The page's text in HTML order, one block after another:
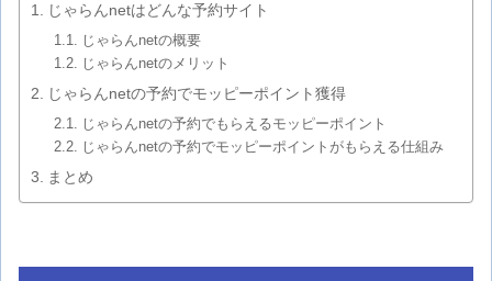
じゃらんnetはどんな予約サイト
じゃらんnetの概要
じゃらんnetのメリット
じゃらんnetの予約でモッピーポイント獲得
じゃらんnetの予約でもらえるモッピーポイント
じゃらんnetの予約でモッピーポイントがもらえる仕組み
まとめ